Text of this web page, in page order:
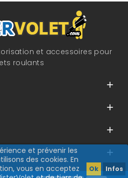
et prévenir les
des cookies. En
vous en acceptez
Ok Infos
et accessoires pour
roulants



